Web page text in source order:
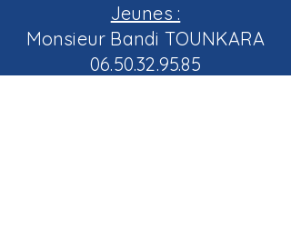
Jeunes :
Monsieur Bandi TOUNKARA
06.50.32.95.85